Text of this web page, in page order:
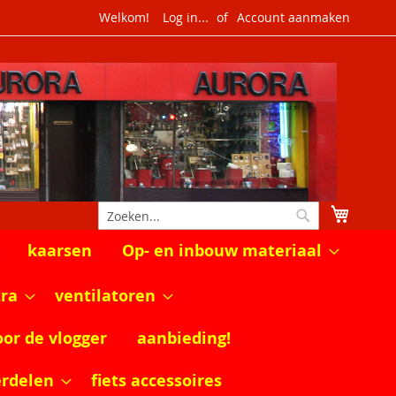
Welkom! Log in... Account aanmaken
Zoek
kaarsen Op- en inbouw materiaal
ventilatoren
de vlogger
aanbieding!
fiets accessoires